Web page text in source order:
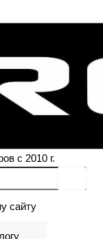
с 2010 г.
сайту